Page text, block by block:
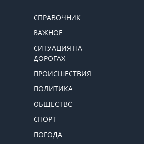
СПРАВОЧНИК
ВАЖНОЕ
СИТУАЦИЯ НА
ДОРОГАХ
ПРОИСШЕСТВИЯ
ПОЛИТИКА
ОБЩЕСТВО
СПОРТ
ПОГОДА